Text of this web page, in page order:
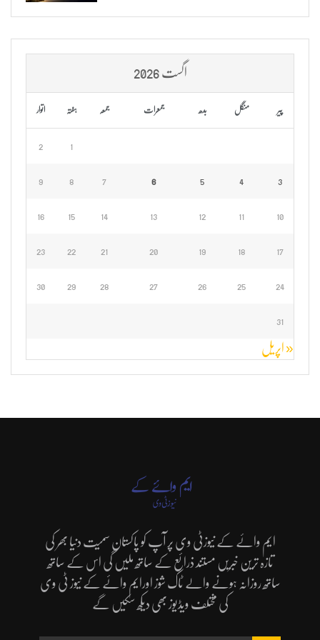
اگست 2026
پیر منگل بدھ جمعرات جمعہ ہفتہ اتوار
1
2
3
4
5
6
7
8
9
10
11
12
13
14
15
16
17
18
19
20
21
22
23
24
25
26
27
28
29
30
31
« اپریل
ایم وائے کے نیوزٹی وی پر آپ کو پاکستان سمیت دنیا بھر کی
تازہ ترین خبریں مستند ذرائع کے ساتھ ملیں گی اس کے ساتھ
ساتھ روزانہ ہونے والے ٹاک شوز اورایم وائے کے نیوز ٹی وی
کی مختلف ویڈیوز بھی دیکھ سکیں گے